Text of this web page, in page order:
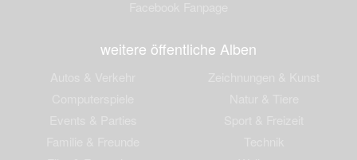
weitere öffentliche Alben